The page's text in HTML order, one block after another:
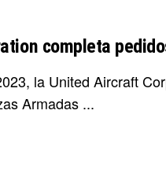
completa
la United Aircraft
Armadas ...